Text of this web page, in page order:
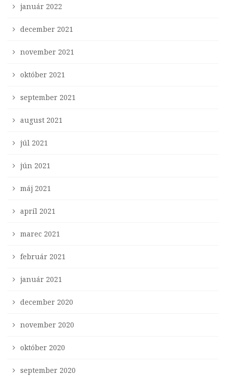
január 2022
december 2021
november 2021
október 2021
september 2021
august 2021
júl 2021
jún 2021
máj 2021
apríl 2021
marec 2021
február 2021
január 2021
december 2020
november 2020
október 2020
september 2020